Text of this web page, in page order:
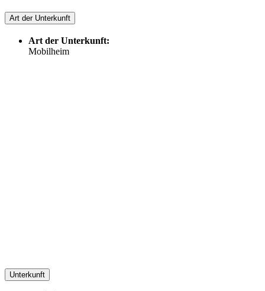
Art der Unterkunft
Art der Unterkunft:
Mobilheim
Unterkunft